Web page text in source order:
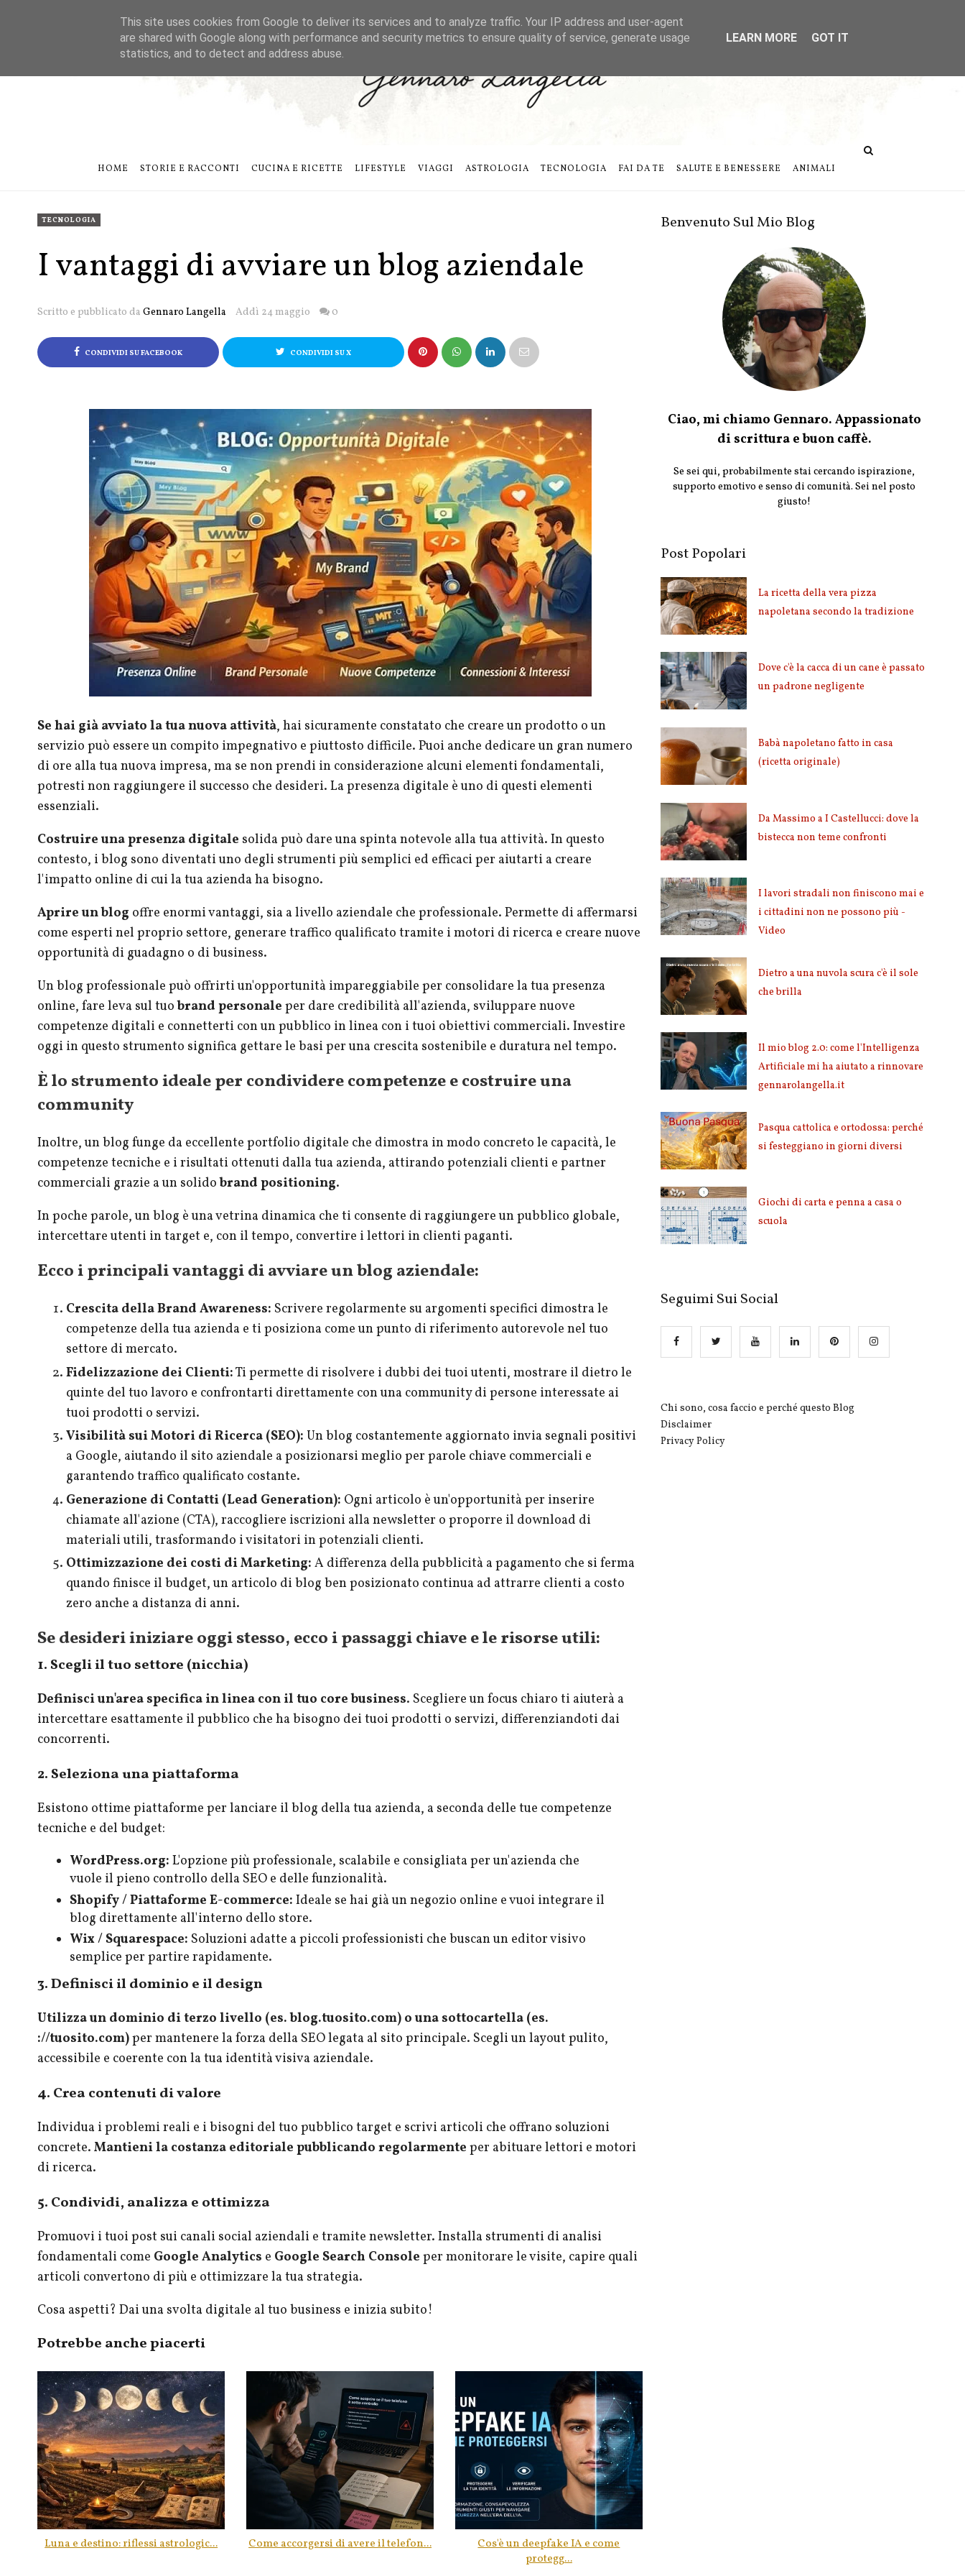
HOME STORIE E RACCONTI CUCINA E RICETTE LIFESTYLE VIAGGI ASTROLOGIA TECNOLOGIA FAI DA TE SALUTE E BENESSERE ANIMALI
TECNOLOGIA
I vantaggi di avviare un blog aziendale
Scritto e pubblicato da Gennaro Langella Addì 24 maggio 0
CONDIVIDI SU FACEBOOK CONDIVIDI SU X
Se hai già avviato la tua nuova attività, hai sicuramente constatato che creare un prodotto o un
servizio può essere un compito impegnativo e piuttosto difficile. Puoi anche dedicare un gran numero
di ore alla tua nuova impresa, ma se non prendi in considerazione alcuni elementi fondamentali,
potresti non raggiungere il successo che desideri. La presenza digitale è uno di questi elementi
essenziali.
Costruire una presenza digitale solida può dare una spinta notevole alla tua attività. In questo
contesto, i blog sono diventati uno degli strumenti più semplici ed efficaci per aiutarti a creare
l'impatto online di cui la tua azienda ha bisogno.
Aprire un blog offre enormi vantaggi, sia a livello aziendale che professionale. Permette di affermarsi
come esperti nel proprio settore, generare traffico qualificato tramite i motori di ricerca e creare nuove
opportunità di guadagno o di business.
Un blog professionale può offrirti un'opportunità impareggiabile per consolidare la tua presenza
online, fare leva sul tuobrand personale per dare credibilità all'azienda, sviluppare nuove
competenze digitali e connetterti con un pubblico in linea con i tuoi obiettivi commerciali. Investire
oggi in questo strumento significa gettare le basi per una crescita sostenibile e duratura nel tempo.
È lo strumento ideale per condividere competenze e costruire una
community
Inoltre, un blog funge da eccellente portfolio digitale che dimostra in modo concreto le capacità, le
competenze tecniche e i risultati ottenuti dalla tua azienda, attirando potenziali clienti e partner
commerciali grazie a un solidobrand positioning.
In poche parole, un blog è una vetrina dinamica che ti consente di raggiungere un pubblico globale,
intercettare utenti in target e, con il tempo, convertire i lettori in clienti paganti.
Ecco i principali vantaggi di avviare un blog aziendale:
Crescita della Brand Awareness: Scrivere regolarmente su argomenti specifici dimostra le
competenze della tua azienda e ti posiziona come un punto di riferimento autorevole nel tuo
settore di mercato.
Fidelizzazione dei Clienti:Ti permette di risolvere i dubbi dei tuoi utenti, mostrare il dietro le
quinte del tuo lavoro e confrontarti direttamente con una community di persone interessate ai
tuoi prodotti o servizi.
Visibilità sui Motori di Ricerca (SEO): Un blog costantemente aggiornato invia segnali positivi
a Google, aiutando il sito aziendale a posizionarsi meglio per parole chiave commerciali e
garantendo traffico qualificato costante.
Generazione di Contatti (Lead Generation): Ogni articolo è un'opportunità per inserire
chiamate all'azione (CTA), raccogliere iscrizioni alla newsletter o proporre il download di
materiali utili, trasformando i visitatori in potenziali clienti.
Ottimizzazione dei costi di Marketing: A differenza della pubblicità a pagamento che si ferma
quando finisce il budget, un articolo di blog ben posizionato continua ad attrarre clienti a costo
zero anche a distanza di anni.
Se desideri iniziare oggi stesso, ecco i passaggi chiave e le risorse utili:
1. Scegli il tuo settore (nicchia)
Definisci un'area specifica in linea con il tuo core business. Scegliere un focus chiaro ti aiuterà a
intercettare esattamente il pubblico che ha bisogno dei tuoi prodotti o servizi, differenziandoti dai
concorrenti.
2. Seleziona una piattaforma
Esistono ottime piattaforme per lanciare il blog della tua azienda, a seconda delle tue competenze
tecniche e del budget:
WordPress.org: L'opzione più professionale, scalabile e consigliata per un'azienda che
vuole il pieno controllo della SEO e delle funzionalità.
Shopify / Piattaforme E-commerce: Ideale se hai già un negozio online e vuoi integrare il
blog direttamente all'interno dello store.
Wix / Squarespace: Soluzioni adatte a piccoli professionisti che buscan un editor visivo
semplice per partire rapidamente.
3. Definisci il dominio e il design
Utilizza un dominio di terzo livello (es. blog.tuosito.com) o una sottocartella (es.
://tuosito.com)per mantenere la forza della SEO legata al sito principale. Scegli un layout pulito,
accessibile e coerente con la tua identità visiva aziendale.
4. Crea contenuti di valore
Individua i problemi reali e i bisogni del tuo pubblico target e scrivi articoli che offrano soluzioni
concrete. Mantieni la costanza editoriale pubblicando regolarmente per abituare lettori e motori
di ricerca.
5. Condividi, analizza e ottimizza
Promuovi i tuoi post sui canali social aziendali e tramite newsletter. Installa strumenti di analisi
fondamentali come Google Analytics e Google Search Console per monitorare le visite, capire quali
articoli convertono di più e ottimizzare la tua strategia.
Cosa aspetti? Dai una svolta digitale al tuo business e inizia subito!
Potrebbe anche piacerti
Luna e destino: riflessi astrologic... Come accorgersi di avere il telefon...
Cos'è un deepfake IA e come
protegg...
Benvenuto Sul Mio Blog
Ciao, mi chiamo Gennaro. Appassionato
di scrittura e buon caffè.
Se sei qui, probabilmente stai cercando ispirazione,
supporto emotivo e senso di comunità. Sei nel posto
giusto!
Post Popolari
La ricetta della vera pizza
napoletana secondo la tradizione
Dove c'è la cacca di un cane è passato
un padrone negligente
Babà napoletano fatto in casa
(ricetta originale)
Da Massimo a I Castellucci: dove la
bistecca non teme confronti
I lavori stradali non finiscono mai e
i cittadini non ne possono più -
Video
Dietro a una nuvola scura c'è il sole
che brilla
Il mio blog 2.0: come l'Intelligenza
Artificiale mi ha aiutato a rinnovare
gennarolangella.it
Pasqua cattolica e ortodossa: perché
si festeggiano in giorni diversi
Giochi di carta e penna a casa o
scuola
Seguimi Sui Social
Chi sono, cosa faccio e perché questo Blog
Disclaimer
Privacy Policy
This site uses cookies from Google to deliver its services and to analyze traffic. Your IP address and user-agent
are shared with Google along with performance and security metrics to ensure quality of service, generate usage
statistics, and to detect and address abuse.
LEARN MORE GOT IT